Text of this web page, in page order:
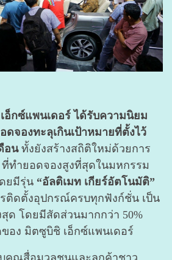
อ็กซ์แพนเดอร์ ได้รับความนิยม
ดจองทะลุเกินเป้าหมายที่ตั้งไว้
อนทั้งยังสร้างสถิติใหม่ด้วยการ
ทำยอดจองสูงที่สุดในมหกรรม
ยมีรุ่น “อัลติเมท เกียร์อัตโนมัติ”
ติดตั้งอุปกรณ์ครบทุกฟังก์ชั่น เป็น
ด โดยมีสัดส่วนมากกว่า 50%
อง มิตซูบิชิ เอ็กซ์แพนเดอร์
สื่อมวลชนและลูกค้าชาว